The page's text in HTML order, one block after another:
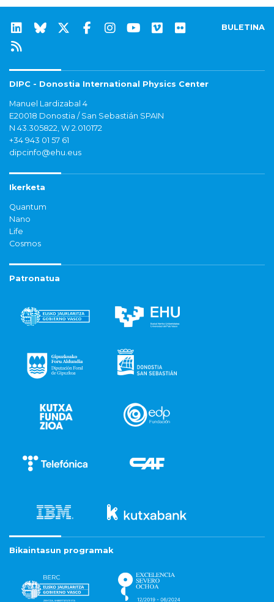
BULETINA
DIPC - Donostia International Physics Center
Manuel Lardizabal 4
E20018 Donostia / San Sebastián SPAIN
N 43.305822, W 2.010172
+34 943 01 57 61
dipcinfo@ehu.eus
Ikerketa
Quantum
Nano
Life
Cosmos
Patronatua
Bikaintasun programak